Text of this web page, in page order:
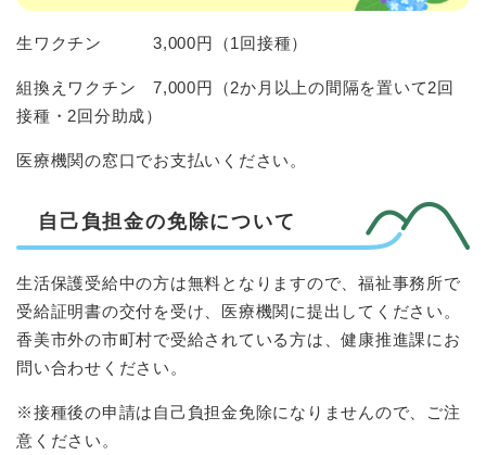
生ワクチン 3,000円（1回接種）
組換えワクチン 7,000円（2か月以上の間隔を置いて2回
接種・2回分助成）
医療機関の窓口でお支払いください。
自己負担金の免除について
生活保護受給中の方は無料となりますので、福祉事務所で
受給証明書の交付を受け、医療機関に提出してください。
香美市外の市町村で受給されている方は、健康推進課にお
問い合わせください。
※接種後の申請は自己負担金免除になりませんので、ご注
意ください。